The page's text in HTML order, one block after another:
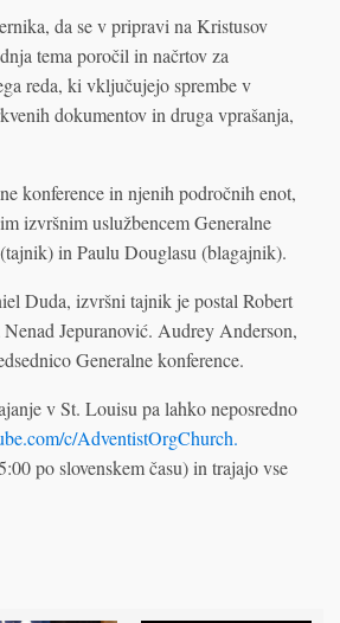
da se v pripravi na Kristusov
tema poročil in načrtov za
reda, ki vključujejo sprembe v
dokumentov in druga vprašanja,
konference in njenih področnih enot,
izvršnim uslužbencem Generalne
in Paulu Douglasu (blagajnik).
Duda, izvršni tajnik je postal Robert
Jepuranović. Audrey Anderson,
Generalne konference.
v St. Louisu pa lahko neposredno
c/AdventistOrgChurch.
po slovenskem času) in trajajo vse